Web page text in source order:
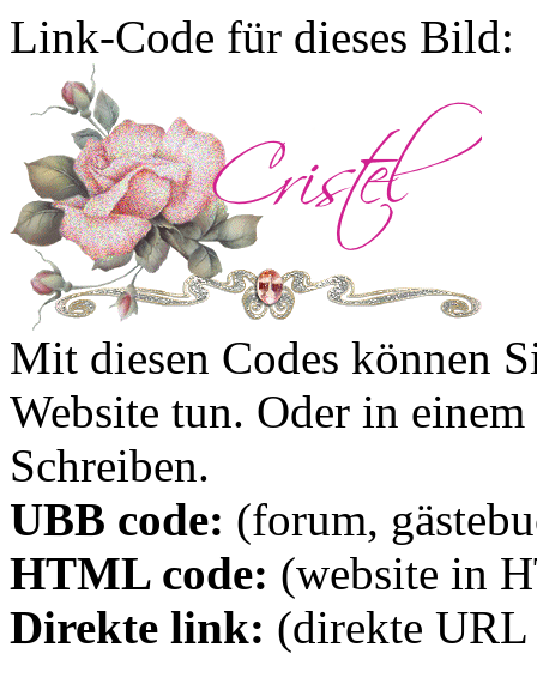
Link-Code für dieses Bild:
Mit diesen Codes können
Website tun. Oder in
Schreiben.
UBB code: (forum,
HTML code: (website in
Direkte link: (direkte